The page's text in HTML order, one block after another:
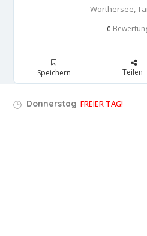
Wörthersee,
0
Speichern Teilen
Donnerstag FREIER TAG!